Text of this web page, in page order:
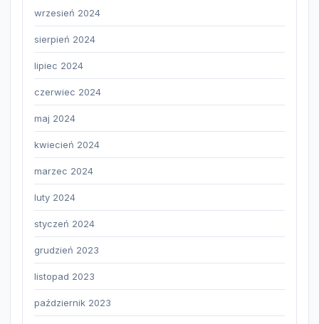
wrzesień 2024
sierpień 2024
lipiec 2024
czerwiec 2024
maj 2024
kwiecień 2024
marzec 2024
luty 2024
styczeń 2024
grudzień 2023
listopad 2023
październik 2023